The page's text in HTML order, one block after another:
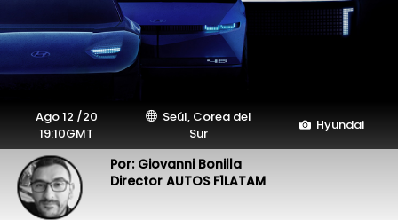
Ago 12 /20
19:10GMT
Seúl, Corea del
Sur
Hyundai
Por: Giovanni Bonilla
Director AUTOS F1LATAM